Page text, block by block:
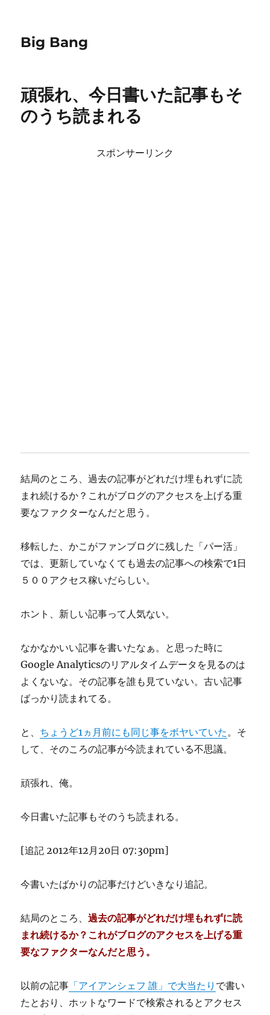
Big Bang
頑張れ、今日書いた記事もそ
のうち読まれる
スポンサーリンク
結局のところ、過去の記事がどれだけ埋もれずに読
まれ続けるか？これがブログのアクセスを上げる重
要なファクターなんだと思う。
移転した、かこがファンブログに残した「パー活」
では、更新していなくても過去の記事への検索で1日
５００アクセス稼いだらしい。
ホント、新しい記事って人気ない。
なかなかいい記事を書いたなぁ。と思った時に
Google Analyticsのリアルタイムデータを見るのは
よくないな。その記事を誰も見ていない。古い記事
ばっかり読まれてる。
と、 ちょうど1ヵ月前にも同じ事をボヤいていた。そ
して、そのころの記事が今読まれている不思議。
頑張れ、俺。
今日書いた記事もそのうち読まれる。
[追記 2012年12月20日 07:30pm]
今書いたばかりの記事だけどいきなり追記。
結局のところ、過去の記事がどれだけ埋もれずに読
まれ続けるか？これがブログのアクセスを上げる重
要なファクターなんだと思う。
以前の記事 「アイアンシェフ 誰」で大当たり で書い
たとおり、ホットなワードで検索されるとアクセス